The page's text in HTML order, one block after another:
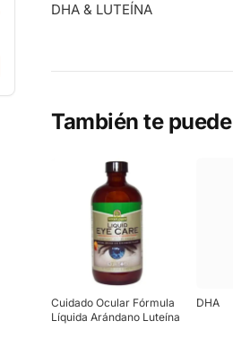
DHA & LUTEÍNA
También te
Cuidado Ocular Fórmula
Líquida Arándano Luteína
DHA